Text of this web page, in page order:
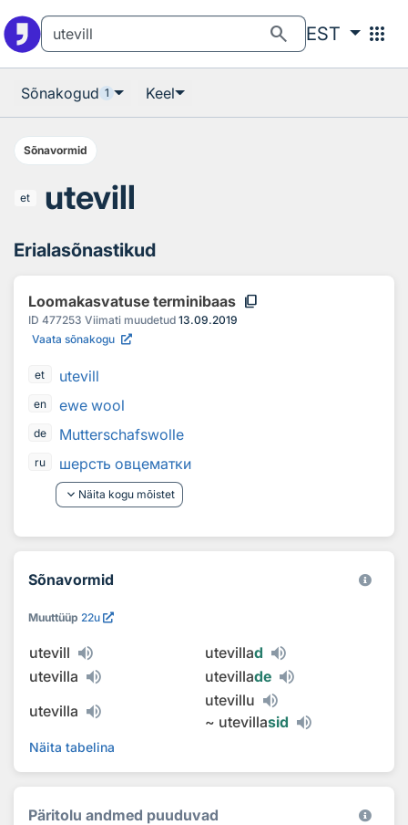
search EST apps
Sõnakogud 1 Keel
Sõnavormid
et utevill
Erialasõnastikud
Loomakasvatuse terminibaas content_copy
ID 477253 Viimati muudetud 13.09.2019
Vaata sõnakogu
et utevill
en ewe wool
de Mutterschafswolle
ru
шерсть овцематки
keyboard_arrow_down Näita kogu mõistet
Sõnavormid
Muuttüüp 22u
utevill utevillad
utevilla
utevillade
utevilla
utevillu
~ utevillasid
Näita tabelina
Päritolu andmed puuduvad